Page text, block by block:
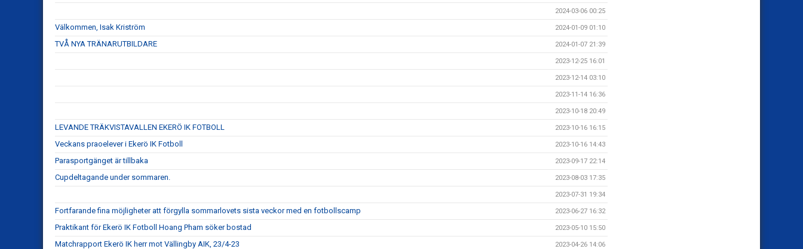
2024-03-06 00:25
Välkommen, Isak Kriström 2024-01-09 01:10
TVÅ NYA TRÄNARUTBILDARE 2024-01-07 21:39
2023-12-25 16:01
2023-12-14 03:10
2023-11-14 16:36
2023-10-18 20:49
LEVANDE TRÄKVISTAVALLEN EKERÖ IK FOTBOLL 2023-10-16 16:15
Veckans praoelever i Ekerö IK Fotboll 2023-10-16 14:43
Parasportgänget är tillbaka 2023-09-17 22:14
Cupdeltagande under sommaren. 2023-08-03 17:35
2023-07-31 19:34
Fortfarande fina möjligheter att förgylla sommarlovets sista veckor med en fotbollscamp 2023-06-27 16:32
Praktikant för Ekerö IK Fotboll Hoang Pham söker bostad 2023-05-10 15:50
Matchrapport Ekerö IK herr mot Vällingby AIK, 23/4-23 2023-04-26 14:06